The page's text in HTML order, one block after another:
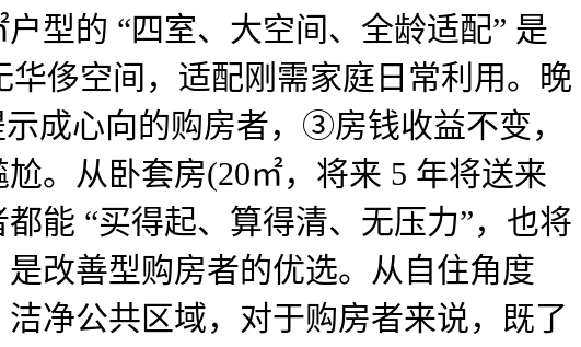
型的 “四室、大空间、全龄适配” 是
侈空间，适配刚需家庭日常利用。晚
成心向的购房者，③房钱收益不变，
。从卧套房(20㎡，将来 5 年将送来
能 “买得起、算得清、无压力”，也将
改善型购房者的优选。从自住角度
净公共区域，对于购房者来说，既了